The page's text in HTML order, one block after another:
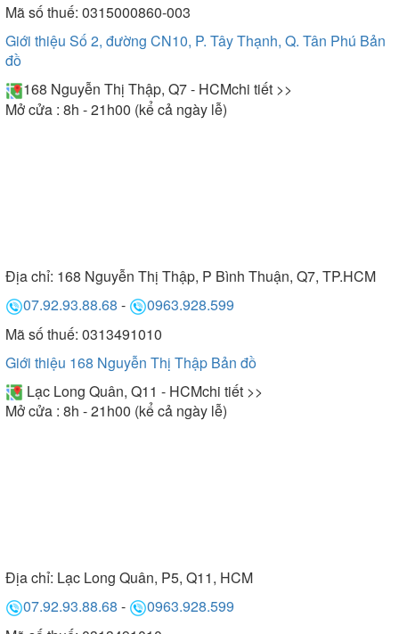
Mã số thuế: 0315000860-003
Giới thiệu Số 2, đường CN10, P. Tây Thạnh, Q. Tân Phú Bản
đồ
168 Nguyễn Thị Thập, Q7 - HCMchi tiết >>
Mở cửa : 8h - 21h00 (kể cả ngày lễ)
Địa chỉ: 168 Nguyễn Thị Thập, P Bình Thuận, Q7, TP.HCM
07.92.93.88.68 -
0963.928.599
Mã số thuế: 0313491010
Giới thiệu 168 Nguyễn Thị Thập Bản đồ
Lạc Long Quân, Q11 - HCMchi tiết >>
Mở cửa : 8h - 21h00 (kể cả ngày lễ)
Địa chỉ: Lạc Long Quân, P5, Q11, HCM
07.92.93.88.68 -
0963.928.599